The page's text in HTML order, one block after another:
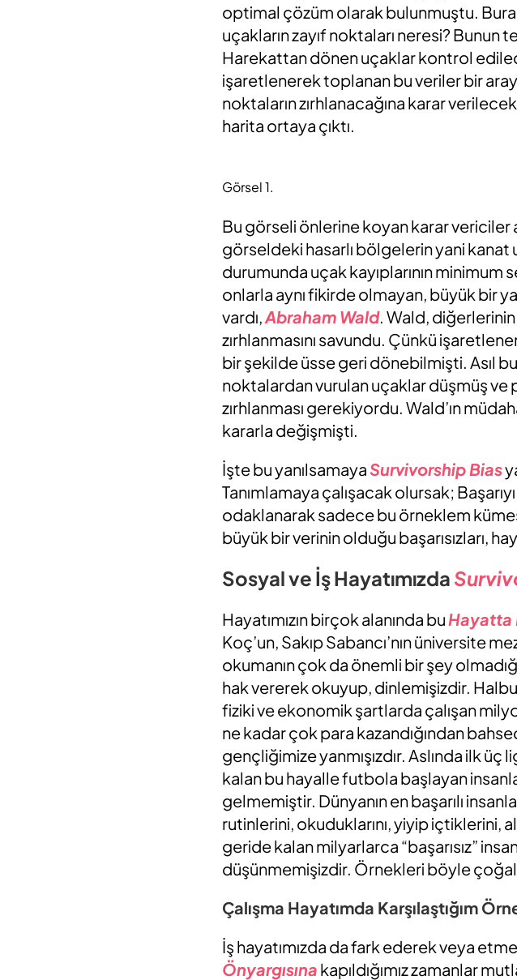
optimal çözüm olarak bulunmuştu.
uçakların zayıf noktaları neresi? Bunun
Harekattan dönen uçaklar kontrol
işaretlenerek toplanan bu veriler bir
noktaların zırhlanacağına karar
harita ortaya çıktı.
Görsel 1.
Bu görseli önlerine koyan karar vericiler
görseldeki hasarlı bölgelerin yani kanat
durumunda uçak kayıplarının
onlarla aynı fikirde olmayan, büyük bir
vardı,Abraham Wald. Wald,
zırhlanmasını savundu. Çünkü
bir şekilde üsse geri dönebilmişti. Asıl
noktalardan vurulan uçaklar düşmüş
zırhlanması gerekiyordu. Wald’ın
kararla değişmişti.
İşte bu yanılsamayaSurvivorship Bias
Tanımlamaya çalışacak olursak;
odaklanarak sadece bu örneklem
büyük bir verinin olduğu başarısızları,
Sosyal ve İş Hayatımızda
Hayatımızın birçok alanında bu Hayatta
Koç’un, Sakıp Sabancı’nın üniversite
okumanın çok da önemli bir şey
hak vererek okuyup, dinlemişizdir.
fiziki ve ekonomik şartlarda çalışan
ne kadar çok para kazandığından
gençliğimize yanmışızdır. Aslında ilk
kalan bu hayalle futbola başlayan
gelmemiştir. Dünyanın en başarılı
rutinlerini, okuduklarını, yiyip içtiklerini,
geride kalan milyarlarca “başarısız”
düşünmemişizdir. Örnekleri böyle
Çalışma Hayatımda Karşılaştığım
İş hayatımızda da fark ederek veya
Önyargısına kapıldığımız zamanlar